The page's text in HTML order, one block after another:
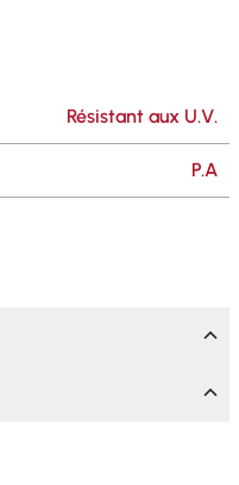
Résistant aux U.V.
P.A